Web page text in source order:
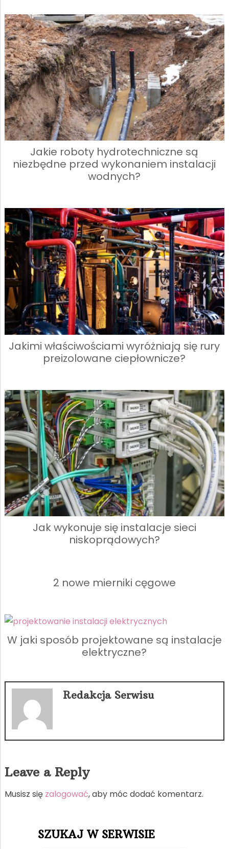
Jakie roboty hydrotechniczne są
niezbędne przed wykonaniem instalacji
wodnych?
Jakimi właściwościami wyróżniają się rury
preizolowane ciepłownicze?
Jak wykonuje się instalacje sieci
niskoprądowych?
2 nowe mierniki cęgowe
W jaki sposób projektowane są instalacje
elektryczne?
Redakcja Serwisu
Leave a Reply
Musisz się zalogować, aby móc dodać komentarz.
SZUKAJ W SERWISIE